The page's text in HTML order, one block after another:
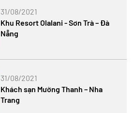
31/08/2021
Khu Resort Olalani - Sơn Trà – Đà
Nẵng
31/08/2021
Khách sạn Mường Thanh – Nha
Trang